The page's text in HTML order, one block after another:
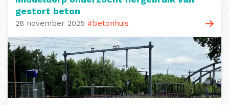
gestort beton
26 november 2025 #betonhuis